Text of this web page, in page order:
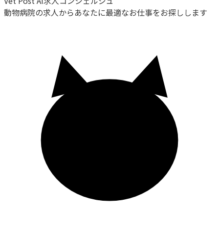
動物病院の求人からあなたに最適なお仕事をお探しします